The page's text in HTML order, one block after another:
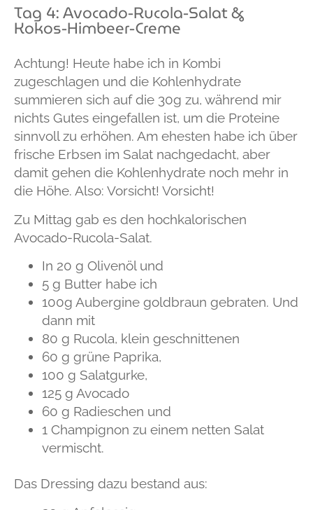
Tag 4: Avocado-Rucola-Salat &
Kokos-Himbeer-Creme
Achtung! Heute habe ich in Kombi
zugeschlagen und die Kohlenhydrate
summieren sich auf die 30g zu, während mir
nichts Gutes eingefallen ist, um die Proteine
sinnvoll zu erhöhen. Am ehesten habe ich über
frische Erbsen im Salat nachgedacht, aber
damit gehen die Kohlenhydrate noch mehr in
die Höhe. Also: Vorsicht! Vorsicht!
Zu Mittag gab es den hochkalorischen
Avocado-Rucola-Salat.
In 20 g Olivenöl und
5 g Butter habe ich
100g Aubergine goldbraun gebraten. Und
dann mit
80 g Rucola, klein geschnittenen
60 g grüne Paprika,
100 g Salatgurke,
125 g Avocado
60 g Radieschen und
1 Champignon zu einem netten Salat
vermischt.
Das Dressing dazu bestand aus: